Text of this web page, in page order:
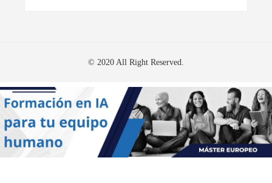
© 2020 All Right Reserved.